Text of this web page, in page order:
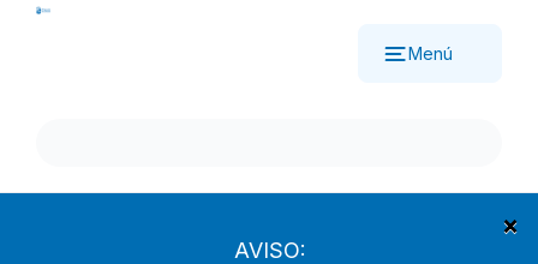
Pasar
Menú
×
AVISO: